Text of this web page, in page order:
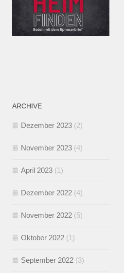
ARCHIVE
Dezember 2023 (2)
November 2023 (4)
April 2023 (1)
Dezember 2022 (4)
November 2022 (5)
Oktober 2022 (1)
September 2022 (3)